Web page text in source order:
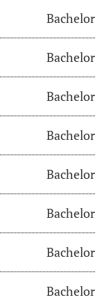
Bachelor
Bachelor
Bachelor
Bachelor
Bachelor
Bachelor
Bachelor
Bachelor